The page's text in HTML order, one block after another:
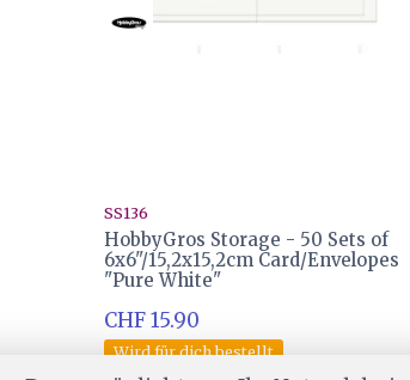
SS136
HobbyGros Storage - 50 Sets of
6x6"/15,2x15,2cm Card/Envelopes
"Pure White"
CHF 15.90
Wird für dich bestellt